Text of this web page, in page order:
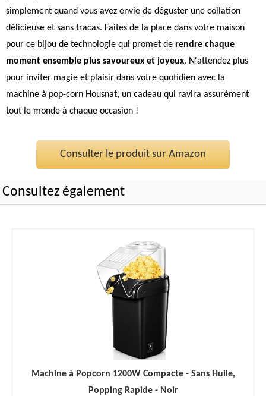
simplement quand vous avez envie de déguster une collation
délicieuse et sans tracas. Faites de la place dans votre maison
pour ce bijou de technologie qui promet de rendre chaque
moment ensemble plus savoureux et joyeux. N'attendez plus
pour inviter magie et plaisir dans votre quotidien avec la
machine à pop-corn Housnat, un cadeau qui ravira assurément
tout le monde à chaque occasion !
Consulter le produit sur Amazon
Consultez également
Machine à Popcorn 1200W Compacte - Sans Huile,
Popping Rapide - Noir